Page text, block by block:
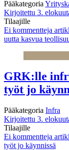
Pääkategoria
Kirjoitettu 3.
Tilaajille
Ei kommentteja
uutta kasvua
GRK:lle
työt jo
Pääkategoria Infra
Kirjoitettu 3.
Tilaajille
Ei kommentteja
työt jo käynnissä